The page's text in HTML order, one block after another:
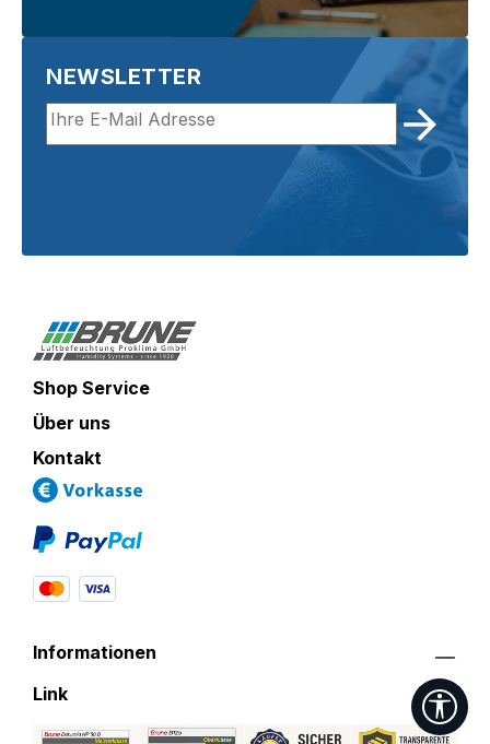
NEWSLETTER
Shop Service
Über uns
Kontakt
Informationen
Link